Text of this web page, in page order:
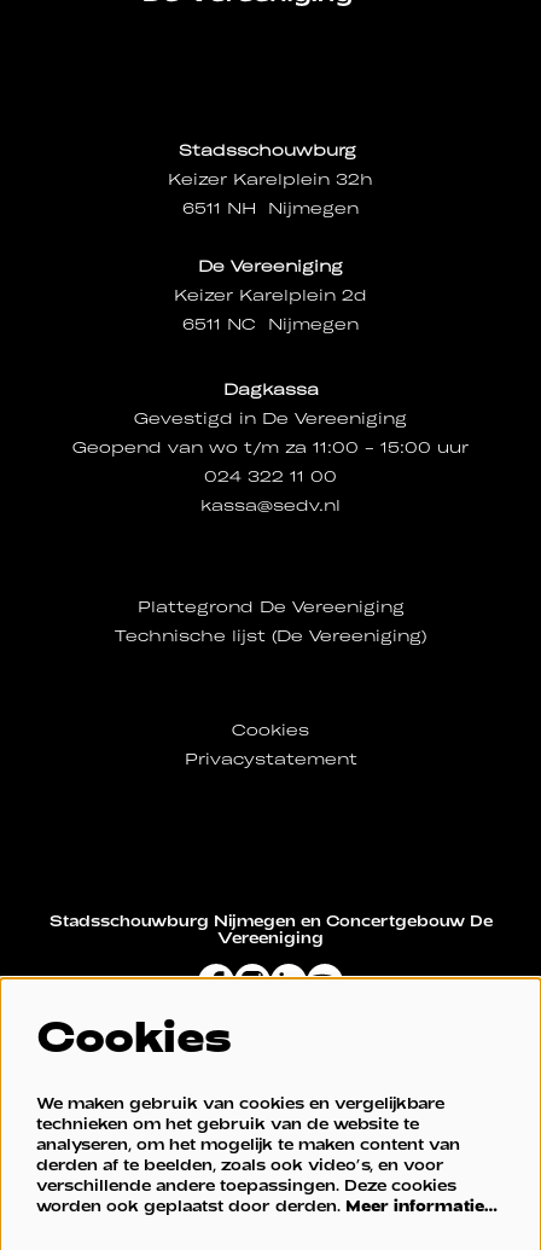
Stadsschouwburg
Keizer Karelplein 32h
6511 NH Nijmegen
De Vereeniging
Keizer Karelplein 2d
6511 NC Nijmegen
Dagkassa
Gevestigd in De Vereeniging
Geopend van wo t/m za 11:00 - 15:00 uur
024 322 11 00
kassa@sedv.nl
Plattegrond De Vereeniging
Technische lijst (De Vereeniging)
Cookies
Privacystatement
Stadsschouwburg Nijmegen en Concertgebouw De
Vereeniging
Cookies
We maken gebruik van cookies en vergelijkbare
technieken om het gebruik van de website te
analyseren, om het mogelijk te maken content van
derden af te beelden, zoals ook video’s, en voor
verschillende andere toepassingen. Deze cookies
worden ook geplaatst door derden. Meer informatie…